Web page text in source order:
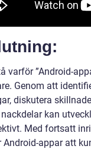
varför ”Android-
Genom att
diskutera
kan
Med fortsatt
Android-appar att